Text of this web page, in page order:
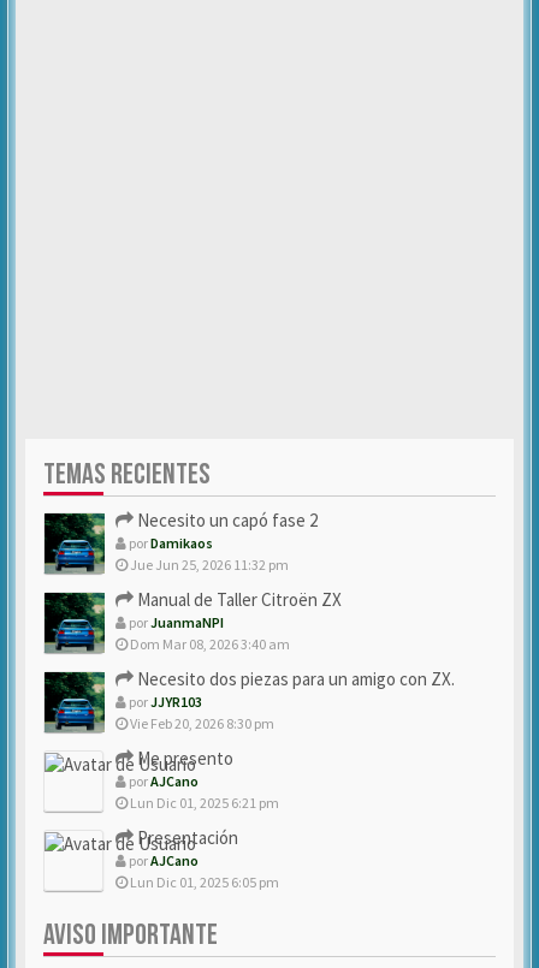
TEMAS RECIENTES
Necesito un capó fase 2
porDamikaos
Jue Jun 25, 2026 11:32 pm
Manual de Taller Citroën ZX
porJuanmaNPI
Dom Mar 08, 2026 3:40 am
Necesito dos piezas para un amigo con ZX.
porJJYR103
Vie Feb 20, 2026 8:30 pm
Me presento
porAJCano
Lun Dic 01, 2025 6:21 pm
Presentación
porAJCano
Lun Dic 01, 2025 6:05 pm
AVISO IMPORTANTE